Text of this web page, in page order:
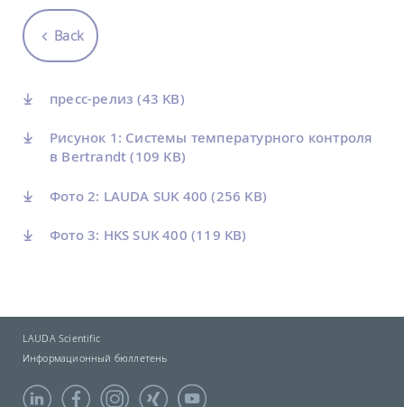
Back
пресс-релиз(43 KB)
Рисунок 1: Системы температурного контроля
в Bertrandt(109 KB)
Фото 2: LAUDA SUK 400(256 KB)
Фото 3: HKS SUK 400 (119 KB)
LAUDA Scientific
Информационный бюллетень